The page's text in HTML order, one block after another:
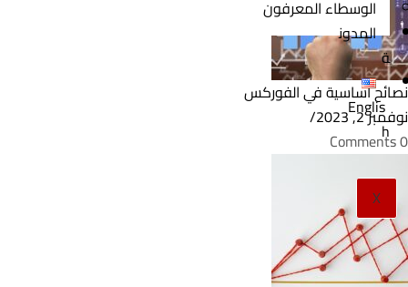
الوسطاء المعرفون
المدون
ة
Englis
h
X
نصائح أساسية في الفوركس
نوفمبر 2, 2023
/
0 Comments